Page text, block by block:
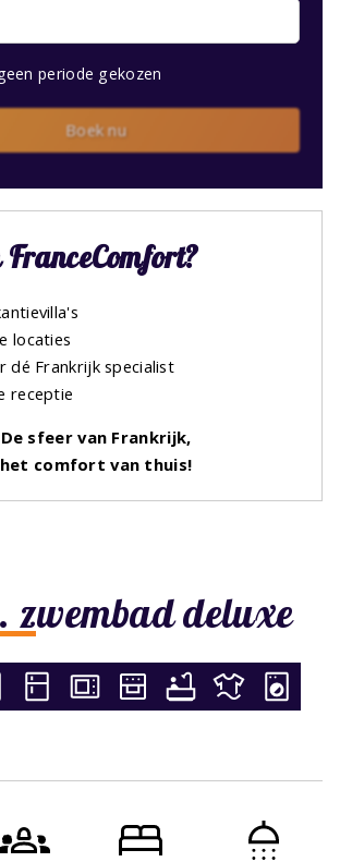
zwembad deluxe
periode gekozen
Boek nu
locaties
dé Frankrijk specialist
receptie
De sfeer van Frankrijk,
het comfort van thuis!